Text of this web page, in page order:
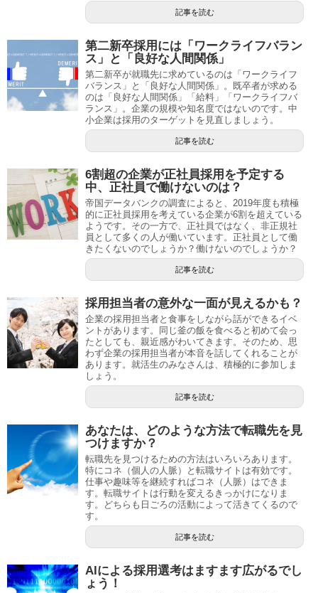
記事を読む
第二新卒採用には「ワークライフバラン
ス」と「良好な人間関係」
第二新卒が就職先に求めているのは「ワークライフ
バランス」と「良好な人間関係」。既卒者が求める
のは「良好な人間関係」「給料」「ワークライフバ
ランス」。企業の規模や知名度ではないのです。中
小企業は採用のターゲットを見直しましょう。
記事を読む
6割超の企業が正社員採用を予定する
中、正社員で働けないのは？
帝国データバンクの調査によると、2019年度も積極
的に正社員採用を考えている企業が6割を超えている
ようです。その一方で、正社員ではなく、非正規社
員として多くの人が働いています。正社員として働
きたくないのでしょうか？働けないのでしょうか？
記事を読む
採用担当者の意外な一面が見えるかも？
企業の採用担当者と食事をしながら話ができるイベ
ントがあります。同じ釜の飯を食べると初めて会っ
たとしても、親近感がわいてきます。そのため、思
わず企業の採用担当者が本音を話してくれることが
あります。就活生のみなさんは、積極的に参加しま
しょう。
記事を読む
あなたは、どのような方法で転職先を見
つけますか？
転職先を見つけるための方法はいろいろあります。
特にコネ（個人の人脈）と転職サイトは有効です。
仕事や趣味等を継続すればコネ（人脈）はできま
す。転職サイトは行動を変えるきっかけになりま
す。どちらも日ごろの活動によって活きてくるので
す。
記事を読む
AIによる採用選考はますます広がるでし
ょう！